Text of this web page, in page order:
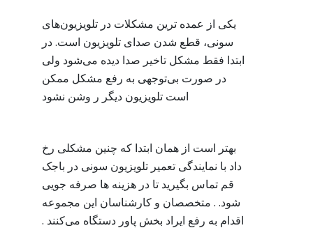
یکی از عمده ترین مشکلات در تلویزیون‌های
سونی، قطع شدن صدای تلویزیون است. در
ابتدا فقط مشکل تاخیر صدا دیده می‌شود ولی
در صورت بی‌توجهی به رفع مشکل ممکن
است تلویزیون دیگر ر وشن نشود
بهتر است از همان ابتدا که چنین مشکلی رخ
داد با نمایندگی تعمیر تلویزیون سونی در باجک
قم تماس بگیرید تا در هزینه ها صرفه جویی
شود. . متخصصان و کارشناسان این مجموعه
اقدام به رفع ایراد بخش پاور دستگاه می‌کنند .